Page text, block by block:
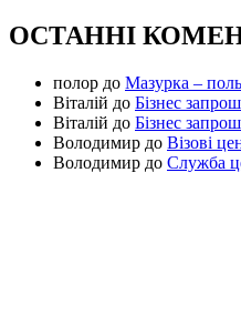
ОСТАННІ
полор до Мазурка –
Віталій до Бізнес
Віталій до Бізнес
Володимир до Візові
Володимир до Служба